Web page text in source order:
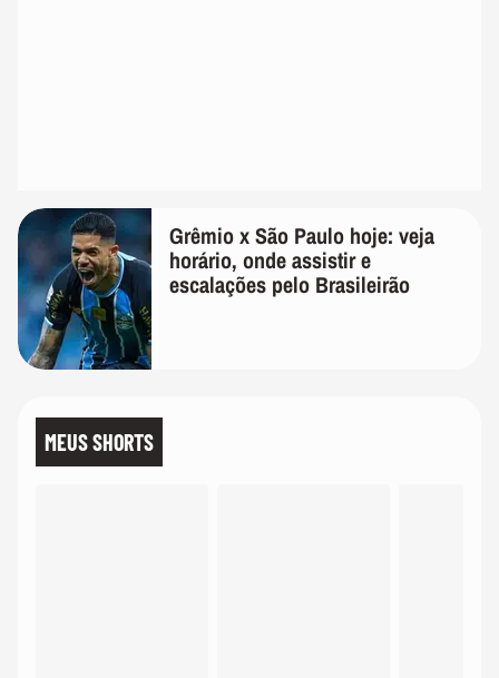
Grêmio x São Paulo hoje: veja
horário, onde assistir e
escalações pelo Brasileirão
MEUS SHORTS